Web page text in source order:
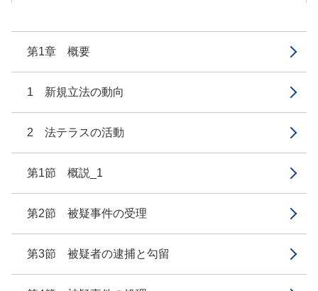
第1章 概要
1 新規立法の動向
2 法テラスの活動
第1節 概説_1
第2節 被疑事件の受理
第3節 被疑者の逮捕と勾留